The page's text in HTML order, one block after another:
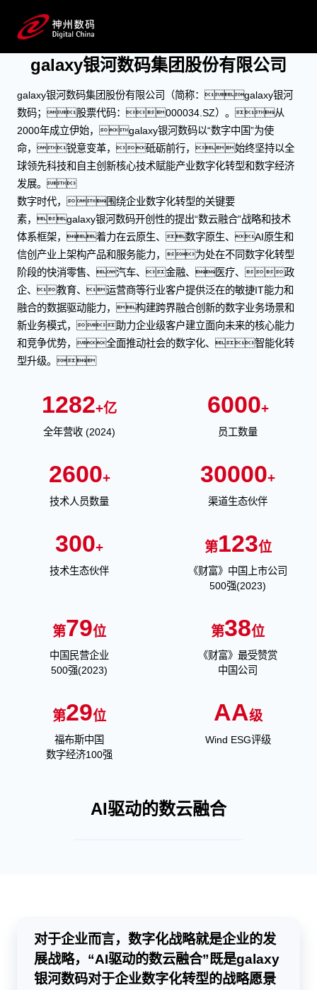
关于galaxy银河数码
galaxy银河数码集团股份有限公司
galaxy银河数码集团股份有限公司（简称：galaxy银河
数码；股票代码：000034.SZ）。从
2000年成立伊始，galaxy银河数码以“数字中国”为使
命，锐意变革，砥砺前行，始终坚持以全
球领先科技和自主创新核心技术赋能产业数字化转型和数字经济
发展。
数字时代，围绕企业数字化转型的关键要
素，galaxy银河数码开创性的提出“数云融合”战略和技术
体系框架，着力在云原生、数字原生、AI原生和
信创产业上架构产品和服务能力，为处在不同数字化转型
阶段的快消零售、汽车、金融、医疗、政
企、教育、运营商等行业客户提供泛在的敏捷IT能力和
融合的数据驱动能力，构建跨界融合创新的数字业务场景和
新业务模式，助力企业级客户建立面向未来的核心能力
和竞争优势，全面推动社会的数字化、智能化转
型升级。
1282+亿
全年营收 (2024)
6000+
员工数量
2600+
技术人员数量
30000+
渠道生态伙伴
300+
技术生态伙伴
第123位
《财富》中国上市公司
500强(2023)
第79位
中国民营企业
500强(2023)
第38位
《财富》最受赞赏
中国公司
第29位
福布斯中国
数字经济100强
AA级
Wind ESG评级
AI驱动的数云融合
对于企业而言，数字化战略就是企业的发
展战略，“AI驱动的数云融合”既是galaxy
银河数码对于企业数字化转型的战略愿景